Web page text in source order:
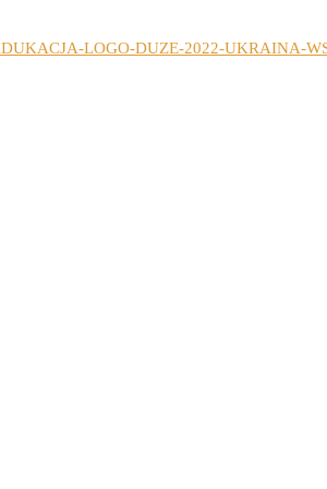
Działań